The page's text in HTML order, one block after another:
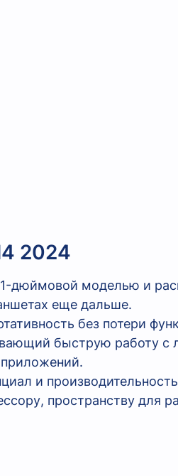
2024
дюймовой моделью и
еще дальше.
без потери
быструю работу с
и
пространству для